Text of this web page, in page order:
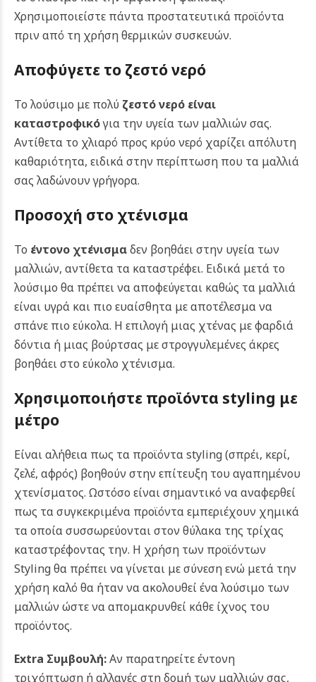
Χρησιμοποιείστε πάντα προστατευτικά προϊόντα
πριν από τη χρήση θερμικών συσκευών.
Αποφύγετε το ζεστό νερό
Το λούσιμο με πολύ ζεστό νερό είναι
καταστροφικόγια την υγεία των μαλλιών σας.
Αντίθετα το χλιαρό προς κρύο νερό χαρίζει απόλυτη
καθαριότητα, ειδικά στην περίπτωση που τα μαλλιά
σας λαδώνουν γρήγορα.
Προσοχή στο χτένισμα
Το έντονο χτένισμαδεν βοηθάει στην υγεία των
μαλλιών, αντίθετα τα καταστρέφει. Ειδικά μετά το
λούσιμο θα πρέπει να αποφεύγεται καθώς τα μαλλιά
είναι υγρά και πιο ευαίσθητα με αποτέλεσμα να
σπάνε πιο εύκολα. Η επιλογή μιας χτένας με φαρδιά
δόντια ή μιας βούρτσας με στρογγυλεμένες άκρες
βοηθάει στο εύκολο χτένισμα.
Χρησιμοποιήστε προϊόντα styling με
μέτρο
Είναι αλήθεια πως τα προϊόντα styling (σπρέι, κερί,
ζελέ, αφρός) βοηθούν στην επίτευξη του αγαπημένου
χτενίσματος. Ωστόσο είναι σημαντικό να αναφερθεί
πως τα συγκεκριμένα προϊόντα εμπεριέχουν χημικά
τα οποία συσσωρεύονται στον θύλακα της τρίχας
καταστρέφοντας την. Η χρήση των προϊόντων
Styling θα πρέπει να γίνεται με σύνεση ενώ μετά την
χρήση καλό θα ήταν να ακολουθεί ένα λούσιμο των
μαλλιών ώστε να απομακρυνθεί κάθε ίχνος του
προϊόντος.
Extra Συμβουλή:Αν παρατηρείτε έντονη
τριχόπτωση ή αλλαγές στη δομή των μαλλιών σας,